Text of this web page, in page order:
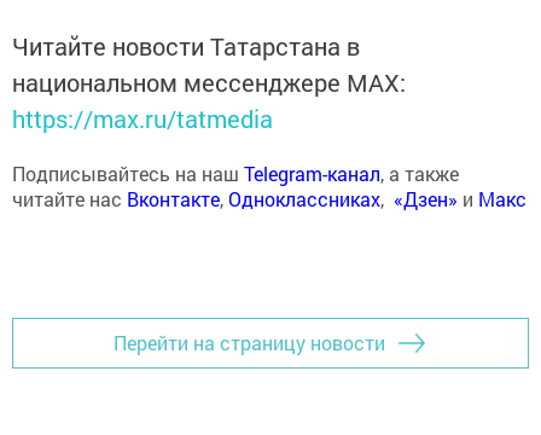
Читайте новости Татарстана в
национальном мессенджере MАХ:
https://max.ru/tatmedia
Подписывайтесь на наш Telegram-канал, а также
читайте нас Вконтакте,Одноклассниках, «Дзен» и Макс
Перейти на страницу новости